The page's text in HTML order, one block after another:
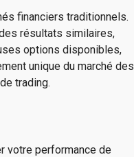
financiers traditionnels.
résultats similaires,
options disponibles,
unique du marché des
trading.
votre performance de